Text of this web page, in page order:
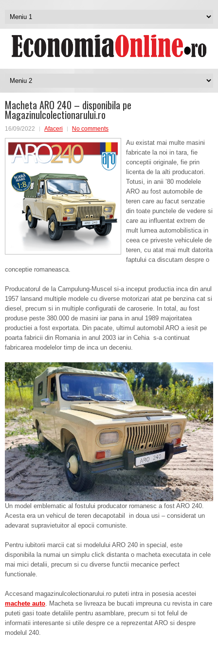
Macheta ARO 240 – disponibila pe
Magazinulcolectionarului.ro
16/09/2022 Afaceri No comments
Au existat mai multe masini
fabricate la noi in tara, fie
conceptii originale, fie prin
licenta de la alti producatori.
Totusi, in anii ’80 modelele
ARO au fost automobile de
teren care au facut senzatie
din toate punctele de vedere si
care au influentat extrem de
mult lumea automobilistica in
ceea ce priveste vehiculele de
teren, cu atat mai mult datorita
faptului ca discutam despre o
conceptie romaneasca.
Producatorul de la Campulung-Muscel si-a inceput productia inca din anul
1957 lansand multiple modele cu diverse motorizari atat pe benzina cat si
diesel, precum si in multiple configuratii de caroserie. In total, au fost
produse peste 380.000 de masini iar pana in anul 1989 majoritatea
productiei a fost exportata. Din pacate, ultimul automobil ARO a iesit pe
poarta fabricii din Romania in anul 2003 iar in Cehia s-a continuat
fabricarea modelelor timp de inca un deceniu.
Un model emblematic al fostului producator romanesc a fost ARO 240.
Acesta era un vehicul de teren decapotabil in doua usi – considerat un
adevarat supravietuitor al epocii comuniste.
Pentru iubitorii marcii cat si modelului ARO 240 in special, este
disponibila la numai un simplu click distanta o macheta executata in cele
mai mici detalii, precum si cu diverse functii mecanice perfect
functionale.
Accesand magazinulcolectionarului.ro puteti intra in posesia acestei
machete auto. Macheta se livreaza be bucati impreuna cu revista in care
puteti gasi toate detaliile pentru asamblare, precum si tot felul de
informatii interesante si utile despre ce a reprezentat ARO si despre
modelul 240.